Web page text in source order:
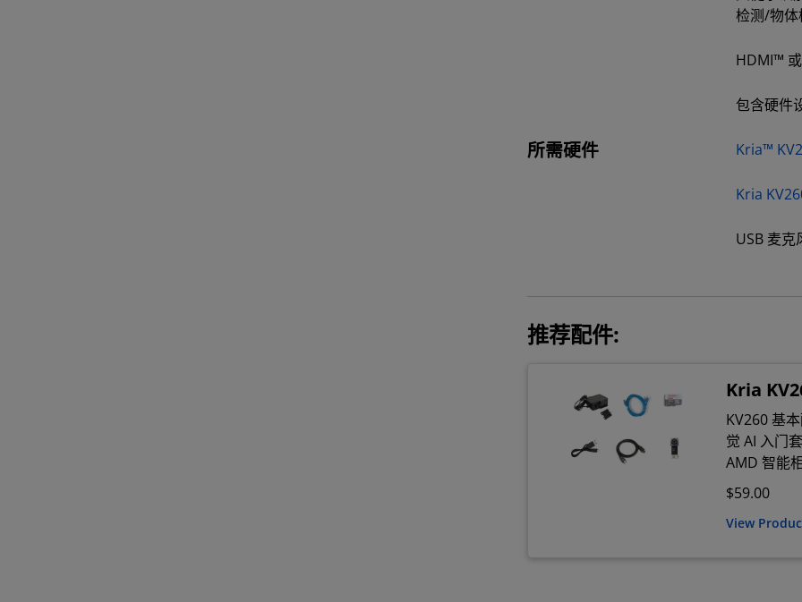
检测/物体
HDMI™
包含硬件
所需硬件 Kria™
Kria
USB 麦克
推荐配件:
Kria
KV260 基
觉 AI 入门
AMD 智能
$59.00
View